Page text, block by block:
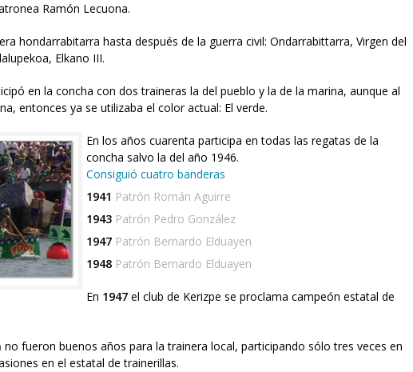
Ramón Lecuona.
hondarrabitarra hasta después de la guerra civil: Ondarrabittarra, Virgen del
Elkano III.
en la concha con dos traineras la del pueblo y la de la marina, aunque al
entonces ya se utilizaba el color actual: El verde.
En los años cuarenta participa en todas las regatas de la
concha salvo la del año 1946.
Consiguió cuatro banderas
1941 Patrón Román Aguirre
1943 Patrón Pedro González
1947 Patrón Bernardo Elduayen
1948 Patrón Bernardo Elduayen
En 1947 el club de Kerizpe se proclama campeón estatal de
no fueron buenos años para la trainera local, participando sólo tres veces en
en el estatal de trainerillas.